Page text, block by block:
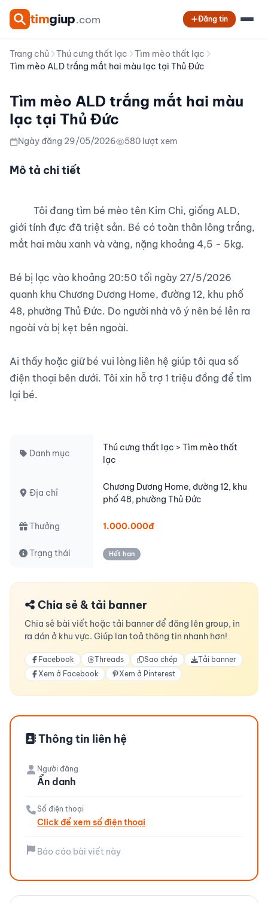
timgiup.com Đăng tin
Trang chủ Thú cưng thất lạc
Tìm mèo thất lạc
Tìm mèo ALD trắng mắt hai màu lạc tại Thủ Đức
Tìm mèo ALD trắng mắt hai màu
lạc tại Thủ Đức
Ngày đăng 29/05/2026 580 lượt xem
Mô tả chi tiết
giới tính đực đã triệt sản. Bé có toàn thân lông trắng,
mắt hai màu xanh và vàng, nặng khoảng 4,5 - 5kg.
Bé bị lạc vào khoảng 20:50 tối ngày 27/5/2026
quanh khu Chương Dương Home, đường 12, khu phố
48, phường Thủ Đức. Do người nhà vô ý nên bé lẻn ra
ngoài và bị kẹt bên ngoài.
Ai thấy hoặc giữ bé vui lòng liên hệ giúp tôi qua số
điện thoại bên dưới. Tôi xin hỗ trợ 1 triệu đồng để tìm
lại bé.
Danh mục
Thú cưng thất lạc > Tìm mèo thất
lạc
Địa chỉ
Chương Dương Home, đường 12, khu
phố 48, phường Thủ Đức
Thưởng 1.000.000đ
Trạng thái Hết hạn
Chia sẻ & tải banner
Chia sẻ bài viết hoặc tải banner để đăng lên group, in
ra dán ở khu vực. Giúp lan toả thông tin nhanh hơn!
Facebook Threads Sao chép
Tải banner
Xem ở Facebook
Xem ở Pinterest
Thông tin liên hệ
Người đăng
Ẩn danh
Số điện thoại
Click để xem số điện thoại
Báo cáo bài viết này